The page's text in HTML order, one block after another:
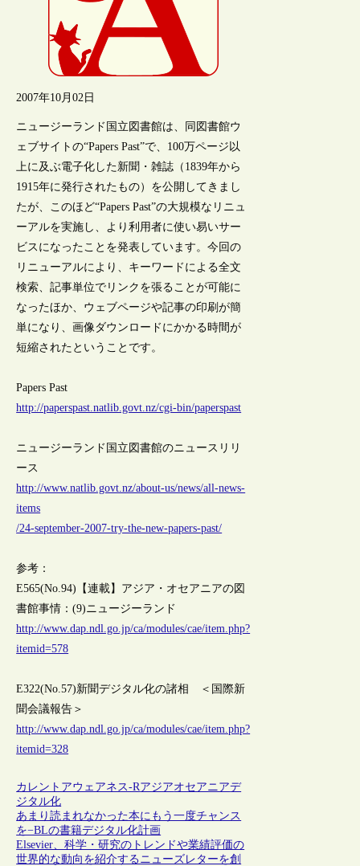
2007年10月02日
ニュージーランド国立図書館は、同図書館ウ
ェブサイトの“Papers Past”で、100万ページ以
上に及ぶ電子化した新聞・雑誌（1839年から
1915年に発行されたもの）を公開してきまし
たが、このほど“Papers Past”の大規模なリニュ
ーアルを実施し、より利用者に使い易いサー
ビスになったことを発表しています。今回の
リニューアルにより、キーワードによる全文
検索、記事単位でリンクを張ることが可能に
なったほか、ウェブページや記事の印刷が簡
単になり、画像ダウンロードにかかる時間が
短縮されたということです。
Papers Past
http://paperspast.natlib.govt.nz/cgi-bin/paperspast
ニュージーランド国立図書館のニュースリリ
ース
http://www.natlib.govt.nz/about-us/news/all-news-
items
/24-september-2007-try-the-new-papers-past/
参考：
E565(No.94)【連載】アジア・オセアニアの図
書館事情：(9)ニュージーランド
http://www.dap.ndl.go.jp/ca/modules/cae/item.php?
itemid=578
E322(No.57)新聞デジタル化の諸相 ＜国際新
聞会議報告＞
http://www.dap.ndl.go.jp/ca/modules/cae/item.php?
itemid=328
カレントアウェアネス-Rアジアオセアニアデ
ジタル化
あまり読まれなかった本にもう一度チャンス
を−BLの書籍デジタル化計画
Elsevier、科学・研究のトレンドや業績評価の
世界的な動向を紹介するニューズレターを創